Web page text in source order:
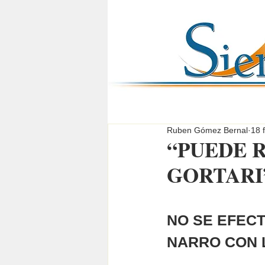
“PUEDE
Ruben Gómez Bernal 18
NO SE
NARRO CON